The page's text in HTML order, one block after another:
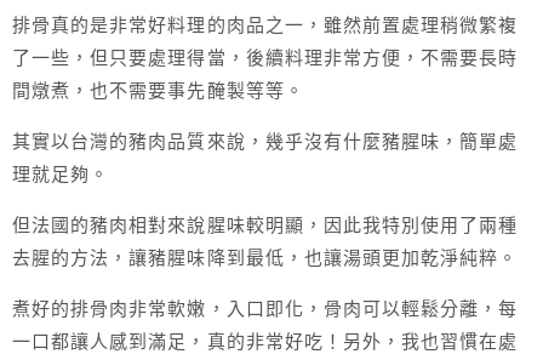
排骨真的是非常好料理的肉品之一，雖然前置處理稍微繁複
了一些，但只要處理得當，後續料理非常方便，不需要長時
間燉煮，也不需要事先醃製等等。
其實以台灣的豬肉品質來說，幾乎沒有什麼豬腥味，簡單處
理就足夠。
但法國的豬肉相對來說腥味較明顯，因此我特別使用了兩種
去腥的方法，讓豬腥味降到最低，也讓湯頭更加乾淨純粹。
煮好的排骨肉非常軟嫩，入口即化，骨肉可以輕鬆分離，每
一口都讓人感到滿足，真的非常好吃！另外，我也習慣在處